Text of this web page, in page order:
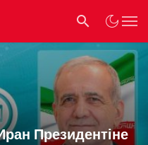
Президентіне